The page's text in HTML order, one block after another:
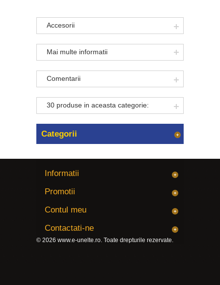
Accesorii
Mai multe informatii
Comentarii
30 produse in aceasta categorie:
Categorii
Informatii
Promotii
Contul meu
Contactati-ne
© 2026 www.e-unelte.ro. Toate drepturile rezervate.